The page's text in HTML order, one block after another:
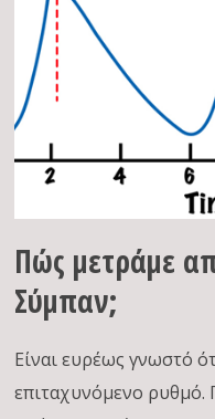
Πώς μετράμε
Σύμπαν;
Είναι ευρέως γνωστό
επιταχυνόμενο ρυθμό.